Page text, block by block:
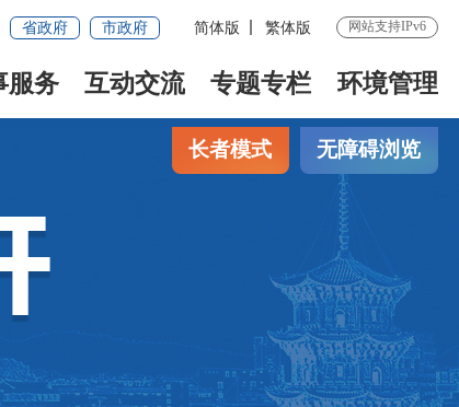
省政府 市政府 简体版 繁体版 网站支持IPv6
服务 互动交流 专题专栏 环境管理
长者模式 无障碍浏览